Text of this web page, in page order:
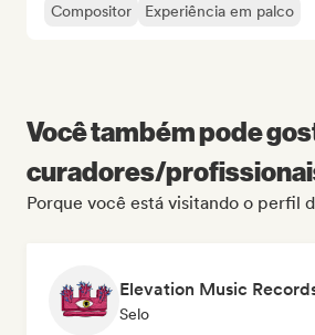
Compositor Experiência em palco
Você também pode
curadores/
Porque você está visitando o perfil
Elevation Music
Selo